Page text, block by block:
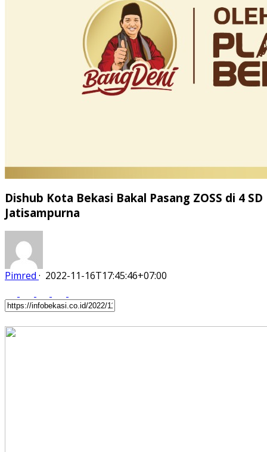
Dishub Kota Bekasi Bakal Pasang ZOSS di 4 SD
Jatisampurna
Pimred · 2022-11-16T17:45:46+07:00